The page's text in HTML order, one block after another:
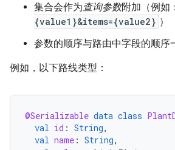
集合会作为查询参数附加（例如：
{value1}&items={value2} ）
参数的顺序与路由中字段的顺序
例如，以下路线类型：
@Serializable data class
val id : String,
val name : String,